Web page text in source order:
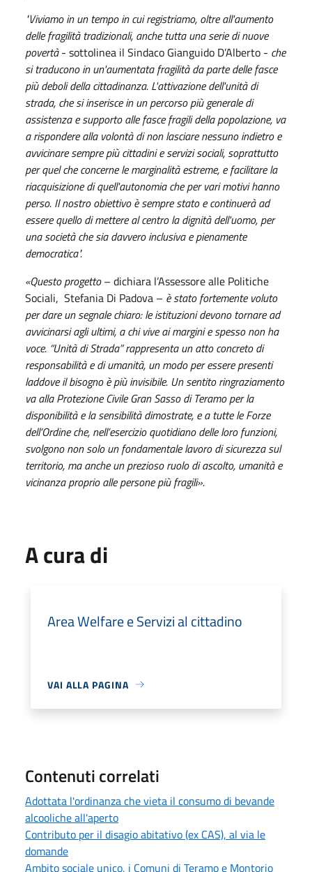
"Viviamo in un tempo in cui registriamo, oltre all'aumento
delle fragilità tradizionali, anche tutta una serie di nuove
povertà- sottolinea il Sindaco Gianguido D’Alberto - che
si traducono in un'aumentata fragilità da parte delle fasce
più deboli della cittadinanza. L'attivazione dell'unità di
strada, che si inserisce in un percorso più generale di
assistenza e supporto alle fasce fragili della popolazione, va
a rispondere alla volontà di non lasciare nessuno indietro e
avvicinare sempre più cittadini e servizi sociali, soprattutto
per quel che concerne le marginalità estreme, e facilitare la
riacquisizione di quell'autonomia che per vari motivi hanno
perso. Il nostro obiettivo è sempre stato e continuerà ad
essere quello di mettere al centro la dignità dell'uomo, per
una società che sia davvero inclusiva e pienamente
democratica".
«Questo progetto– dichiara l’Assessore alle Politiche
Sociali, Stefania Di Padova – è stato fortemente voluto
per dare un segnale chiaro: le istituzioni devono tornare ad
avvicinarsi agli ultimi, a chi vive ai margini e spesso non ha
voce. “Unità di Strada” rappresenta un atto concreto di
responsabilità e di umanità, un modo per essere presenti
laddove il bisogno è più invisibile. Un sentito ringraziamento
va alla Protezione Civile Gran Sasso di Teramo per la
disponibilità e la sensibilità dimostrate, e a tutte le Forze
dell’Ordine che, nell’esercizio quotidiano delle loro funzioni,
svolgono non solo un fondamentale lavoro di sicurezza sul
territorio, ma anche un prezioso ruolo di ascolto, umanità e
vicinanza proprio alle persone più fragili».
A cura di
Area Welfare e Servizi al cittadino
VAI ALLA PAGINA
Contenuti correlati
Adottata l'ordinanza che vieta il consumo di bevande
alcooliche all'aperto
Contributo per il disagio abitativo (ex CAS), al via le
domande
Ambito sociale unico, i Comuni di Teramo e Montorio